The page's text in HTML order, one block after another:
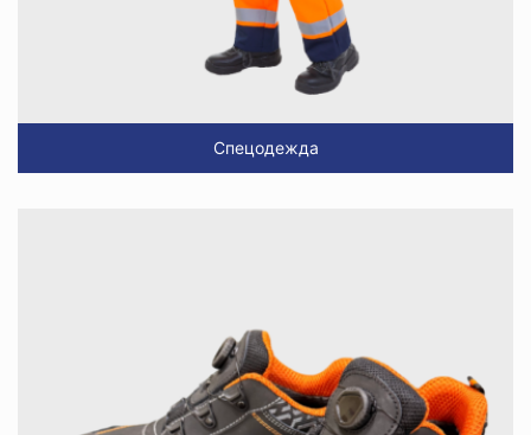
Спецодежда